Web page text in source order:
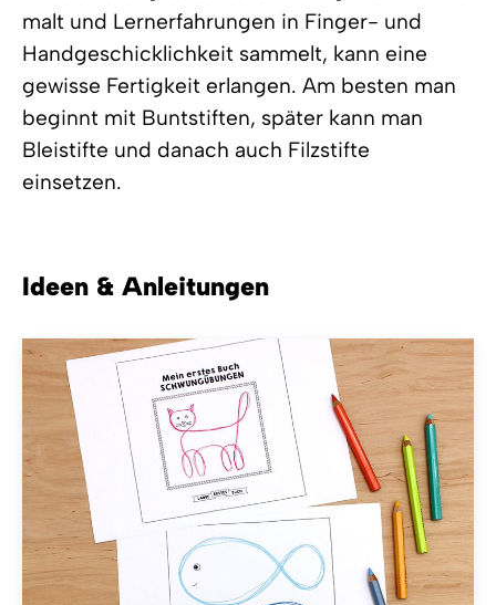
malt und Lernerfahrungen in Finger- und
Handgeschicklichkeit sammelt, kann eine
gewisse Fertigkeit erlangen. Am besten man
beginnt mit Buntstiften, später kann man
Bleistifte und danach auch Filzstifte
einsetzen.
Ideen & Anleitungen